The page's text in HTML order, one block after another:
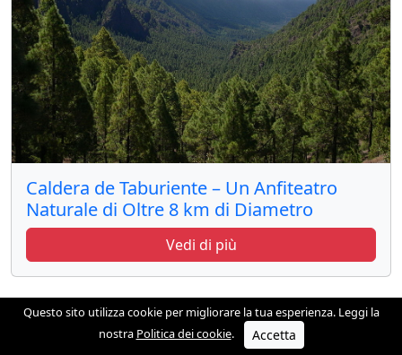
Caldera de Taburiente – Un Anfiteatro
Naturale di Oltre 8 km di Diametro
Vedi di più
Questo sito utilizza cookie per migliorare la tua esperienza. Leggi la
nostra Politica dei cookie. Accetta